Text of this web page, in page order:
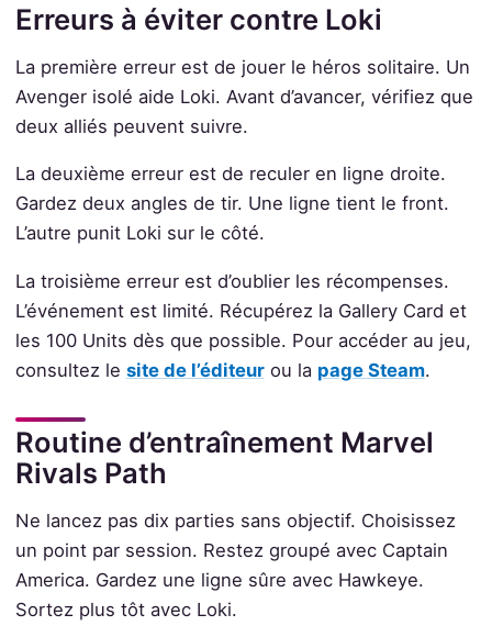
Erreurs à éviter contre Loki
La première erreur est de jouer le héros solitaire. Un
Avenger isolé aide Loki. Avant d’avancer, vérifiez que
deux alliés peuvent suivre.
La deuxième erreur est de reculer en ligne droite.
Gardez deux angles de tir. Une ligne tient le front.
L’autre punit Loki sur le côté.
La troisième erreur est d’oublier les récompenses.
L’événement est limité. Récupérez la Gallery Card et
les 100 Units dès que possible. Pour accéder au jeu,
consultez le site de l’éditeurou la page Steam.
Routine d’entraînement Marvel
Rivals Path
Ne lancez pas dix parties sans objectif. Choisissez
un point par session. Restez groupé avec Captain
America. Gardez une ligne sûre avec Hawkeye.
Sortez plus tôt avec Loki.